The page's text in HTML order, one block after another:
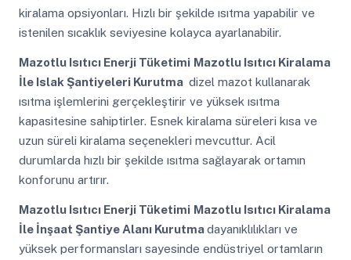
kiralama opsiyonları. Hızlı bir şekilde ısıtma yapabilir ve
istenilen sıcaklık seviyesine kolayca ayarlanabilir.
Mazotlu Isıtıcı Enerji Tüketimi Mazotlu Isıtıcı Kiralama
İle Islak Şantiyeleri Kurutma dizel mazot kullanarak
ısıtma işlemlerini gerçekleştirir ve yüksek ısıtma
kapasitesine sahiptirler. Esnek kiralama süreleri kısa ve
uzun süreli kiralama seçenekleri mevcuttur. Acil
durumlarda hızlı bir şekilde ısıtma sağlayarak ortamın
konforunu artırır.
Mazotlu Isıtıcı Enerji Tüketimi Mazotlu Isıtıcı Kiralama
İle İnşaat Şantiye Alanı Kurutmadayanıklılıkları ve
yüksek performansları sayesinde endüstriyel ortamların